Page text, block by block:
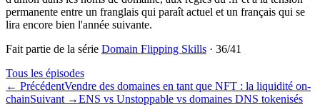
permanente entre un franglais qui paraît actuel et un français qui se
lira encore bien l'année suivante.
Fait partie de la série Domain Flipping Skills · 36/41
Tous les épisodes
← PrécédentVendre des domaines en tant que NFT : la liquidité on-
chainSuivant →ENS vs Unstoppable vs domaines DNS tokenisés